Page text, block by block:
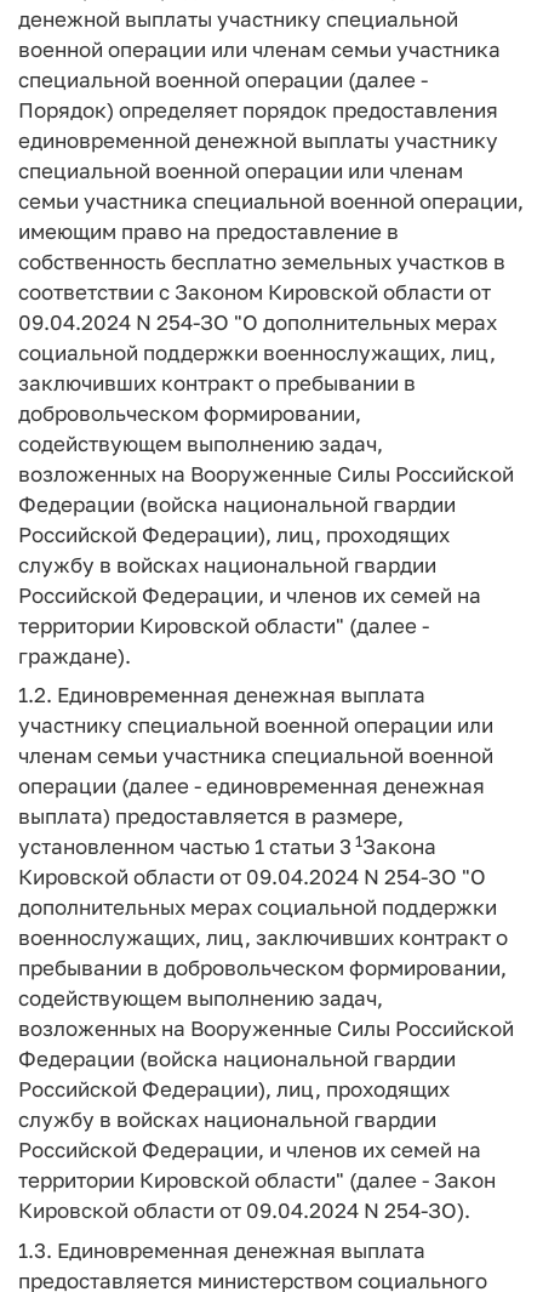
денежной выплаты участнику специальной
военной операции или членам семьи участника
специальной военной операции (далее -
Порядок) определяет порядок предоставления
единовременной денежной выплаты участнику
специальной военной операции или членам
семьи участника специальной военной операции,
имеющим право на предоставление в
собственность бесплатно земельных участков в
соответствии с Законом Кировской области от
09.04.2024 N 254-ЗО "О дополнительных мерах
социальной поддержки военнослужащих, лиц,
заключивших контракт о пребывании в
добровольческом формировании,
содействующем выполнению задач,
возложенных на Вооруженные Силы Российской
Федерации (войска национальной гвардии
Российской Федерации), лиц, проходящих
службу в войсках национальной гвардии
Российской Федерации, и членов их семей на
территории Кировской области" (далее -
граждане).
1.2. Единовременная денежная выплата
участнику специальной военной операции или
членам семьи участника специальной военной
операции (далее - единовременная денежная
выплата) предоставляется в размере,
установленном частью 1 статьи 3 1 Закона
Кировской области от 09.04.2024 N 254-ЗО "О
дополнительных мерах социальной поддержки
военнослужащих, лиц, заключивших контракт о
пребывании в добровольческом формировании,
содействующем выполнению задач,
возложенных на Вооруженные Силы Российской
Федерации (войска национальной гвардии
Российской Федерации), лиц, проходящих
службу в войсках национальной гвардии
Российской Федерации, и членов их семей на
территории Кировской области" (далее - Закон
Кировской области от 09.04.2024 N 254-ЗО).
1.3. Единовременная денежная выплата
предоставляется министерством социального